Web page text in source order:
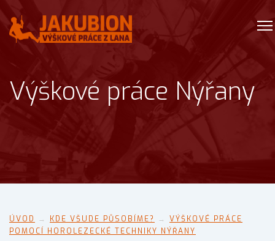
Výškové práce Nýřany
ÚVOD → KDE VŠUDE PŮSOBÍME? → VÝŠKOVÉ PRÁCE
POMOCÍ HOROLEZECKÉ TECHNIKY NÝŘANY